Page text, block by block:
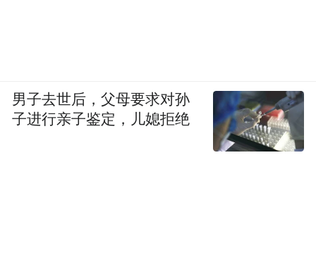
男子去世后，父母要求对孙
子进行亲子鉴定，儿媳拒绝